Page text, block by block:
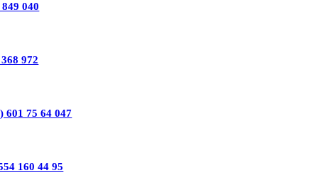
040
972
601 75 64 047
160 44 95